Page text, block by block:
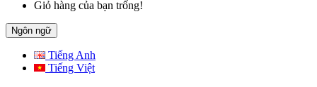
Giỏ hàng của bạn trống!
Ngôn ngữ
Tiếng Anh
Tiếng Việt